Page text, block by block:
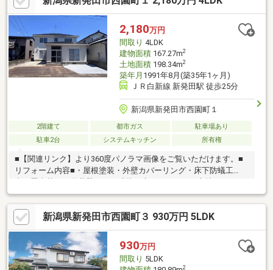
できないため、車の通行が少なく安心■リフォームのご相談受け
賜わります！自分好みのお家に変えてみませんか～ 周辺環境
（徒歩） ～■ウオロク住吉店・・約14分■猿橋小学校・・約15分
■猿橋中学校・・約10分
2,180万円
間取り 4LDK
建物面積167.27m2
土地面積198.34m2
築年月 1991年8月(築35年1ヶ月)
ＪＲ白新線 新発田駅 徒歩25分
新潟県新発田市西園町１
2階建て 都市ガス
駐車場あり
駐車2台
システムキッチン 所有権
■【関連リンク】より360度パノラマ画像をご覧いただけます。■
リフォーム内容■・屋根塗装・外壁カバーリング・床下防蟻工
事・畳表替え・天井壁クロス張替・床フロアタイル上貼り・キッ
チン、浴室、洗面台、トイレ入替■周辺環境■・「西園町１丁目
東」バス停徒歩5分（400ｍ）・猿橋小学校まで1100ｍ、猿橋中学
校まで600ｍ・ウオロク住吉店徒歩12分（900ｍ）■特徴■・21.8帖
の開放的なLDKに加え、和室も完備。家族の集まりや来客時に
も、上質なゆとりを実感いただけます。・南向きで日当たり良
好、各部屋に収納が充実しているため、すっきりとした暮らしが
叶います。
新潟県新発田市西園町３ 930万円 5LDK
930万円
間取り 5LDK
2